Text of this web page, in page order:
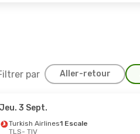
par Aller-retour
Jeu. 3 Sept.
Turkish Airlines1 Escale
TLS- TIV